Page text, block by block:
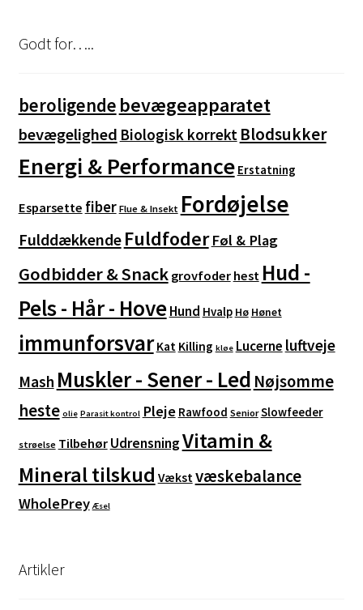
Godt for…..
beroligende bevægeapparatet
bevægelighed Biologisk korrekt Blodsukker
Energi & Performance Erstatning
Esparsette fiber Flue & Insekt Fordøjelse
Fulddækkende Fuldfoder Føl & Plag
Godbidder & Snack grovfoder hest Hud -
Pels - Hår - HoveHund Hvalp Hø Hønet
immunforsvar Kat Killing kløe Lucerne luftveje
Mash Muskler - Sener - Led Nøjsomme
heste olie Parasit kontrol Pleje Rawfood Senior Slowfeeder
strøelse Tilbehør UdrensningVitamin &
Mineral tilskud Vækst væskebalance
WholePrey Æsel
Artikler